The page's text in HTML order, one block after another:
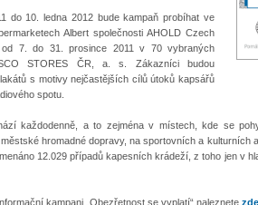
do 10. ledna 2012 bude kampaň probíhat ve
Albert společnosti AHOLD Czech
7. do 31. prosince 2011 v 70 vybraných
STORES ČR, a. s. Zákazníci budou
s motivy nejčastějších cílů útoků kapsářů
spotu.
každodenně, a to zejména v místech, kde se
hromadné dopravy, na sportovních a kulturních
12.029 případů kapesních krádeží, z toho jen v
kampani „Obezřetnost se vyplatí“ naleznete zde